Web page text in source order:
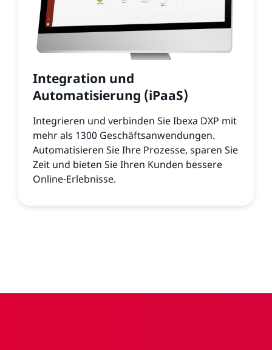
Integration und
Automatisierung (iPaaS)
Integrieren und verbinden Sie Ibexa DXP mit
mehr als 1300 Geschäftsanwendungen.
Automatisieren Sie Ihre Prozesse, sparen Sie
Zeit und bieten Sie Ihren Kunden bessere
Online-Erlebnisse.